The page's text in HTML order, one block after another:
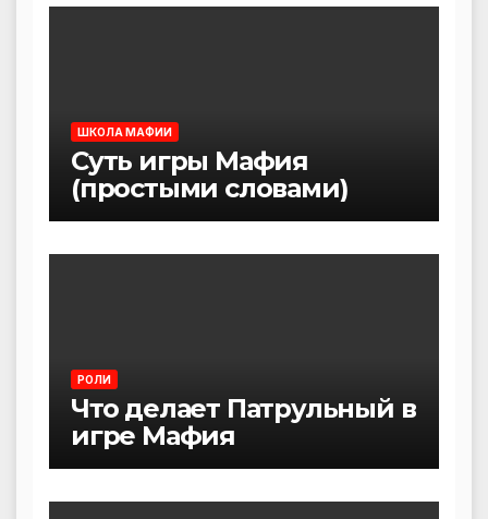
ШКОЛА МАФИИ
Суть игры Мафия
(простыми словами)
РОЛИ
Что делает Патрульный в
игре Мафия